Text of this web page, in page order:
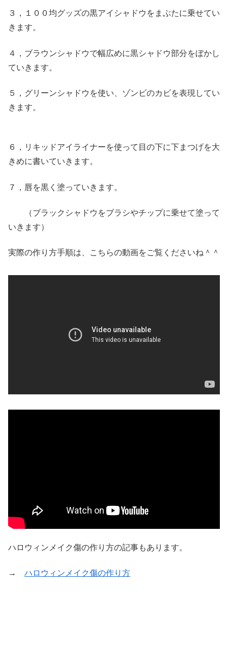
３，１００均グッズの黒アイシャドウをまぶたに乗せてい
きます。
４，ブラウンシャドウで幅広めに黒シャドウ部分をぼかし
ていきます。
５，グリーンシャドウを使い、ゾンビのカビを表現してい
きます。
６，リキッドアイライナーを使って目の下に下まつげを大
きめに書いていきます。
７，唇を黒く塗っていきます。
（ブラックシャドウをブラシやチップに乗せて塗って
いきます）
実際の作り方手順は、こちらの動画をご覧くださいね＾＾
ハロウィンメイク傷の作り方の記事もあります。
→ ハロウィンメイク傷の作り方